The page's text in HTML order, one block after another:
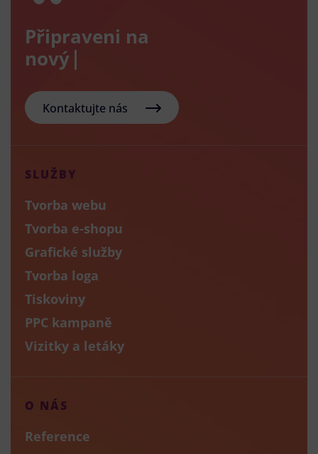
Připraveni na
nový e-shop
Kontaktujte nás
SLUŽBY
Tvorba webu
Tvorba e-shopu
Grafické služby
Tvorba loga
Tiskoviny
PPC kampaně
Vizitky a letáky
O NÁS
Reference